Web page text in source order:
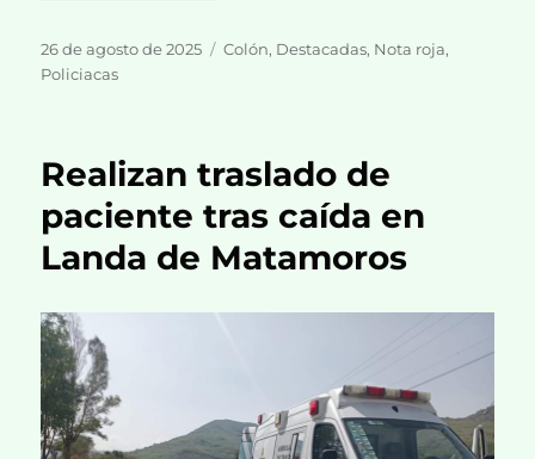
Publicado
el
26 de agosto de 2025 Categorías
Colón, Destacadas, Nota roja,
Policiacas
Realizan traslado de
paciente tras caída en
Landa de Matamoros